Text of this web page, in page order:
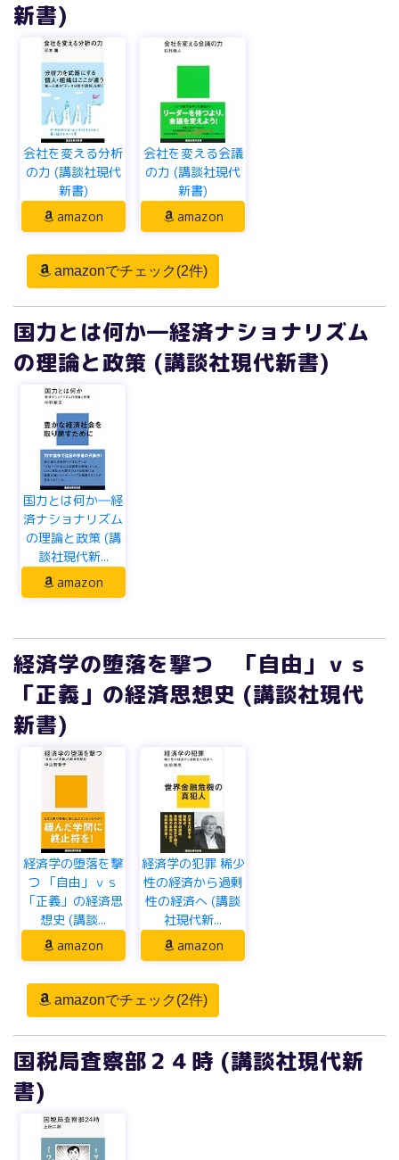
会社を変える分析
の力 (講談社現代
新書)
amazon
会社を変える会議
の力 (講談社現代
新書)
amazon
amazonでチェック(2件)
国力とは何か―経済ナショナリズム
の理論と政策 (講談社現代新書)
国力とは何か―経
済ナショナリズム
の理論と政策 (講
談社現代新...
amazon
「正義」の経済思想史 (講談社現代
新書)
経済学の堕落を撃
つ 「自由」ｖｓ
「正義」の経済思
想史 (講談...
amazon
経済学の犯罪 稀少
性の経済から過剰
性の経済へ (講談
社現代新...
amazon
amazonでチェック(2件)
国税局査察部２４時 (講談社現代新
書)